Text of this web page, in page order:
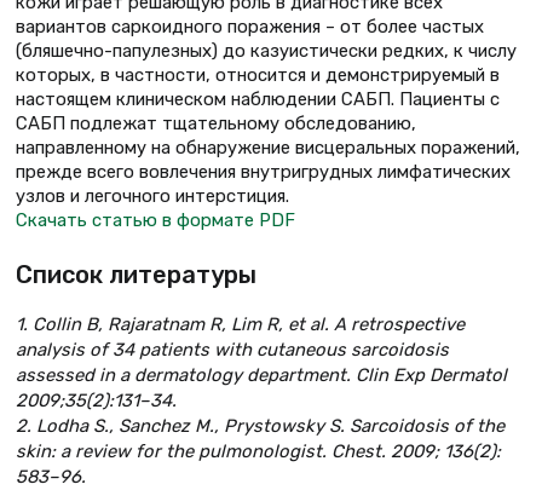
вариантов саркоидного поражения – от более частых
(бляшечно-папулезных) до казуистически редких, к числу
которых, в частности, относится и демонстрируемый в
настоящем клиническом наблюдении САБП. Пациенты с
САБП подлежат тщательному обследованию,
направленному на обнаружение висцеральных поражений,
прежде всего вовлечения внутригрудных лимфатических
узлов и легочного интерстиция.
Скачать статью в формате PDF
Список литературы
1. Collin B, Rajaratnam R, Lim R, et al. A retrospective
analysis of 34 patients with cutaneous sarcoidosis
assessed in a dermatology department. Clin Exp Dermatol
2009;35(2):131–34.
2. Lodha S., Sanchez M., Prystowsky S. Sarcoidosis of the
skin: a review for the pulmonologist. Chest. 2009; 136(2):
583–96.